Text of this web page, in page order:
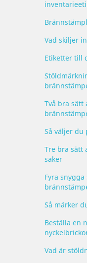
Vad skiljer
Etiketter till
Två bra sätt
Så väljer du
Tre bra sätt
saker
Fyra
Så märker
Beställa en
Vad är